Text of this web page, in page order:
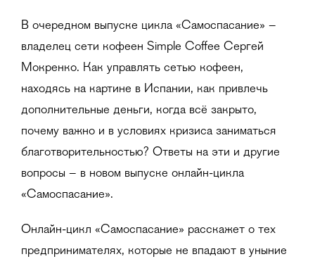
В очередном выпуске цикла «Самоспасание» –
владелец сети кофеен Simple Coffee Сергей
Мокренко. Как управлять сетью кофеен,
находясь на картине в Испании, как привлечь
дополнительные деньги, когда всё закрыто,
почему важно и в условиях кризиса заниматься
благотворительностью? Ответы на эти и другие
вопросы – в новом выпуске онлайн-цикла
«Самоспасание».
Онлайн-цикл «Самоспасание» расскажет о тех
предпринимателях, которые не впадают в уныние